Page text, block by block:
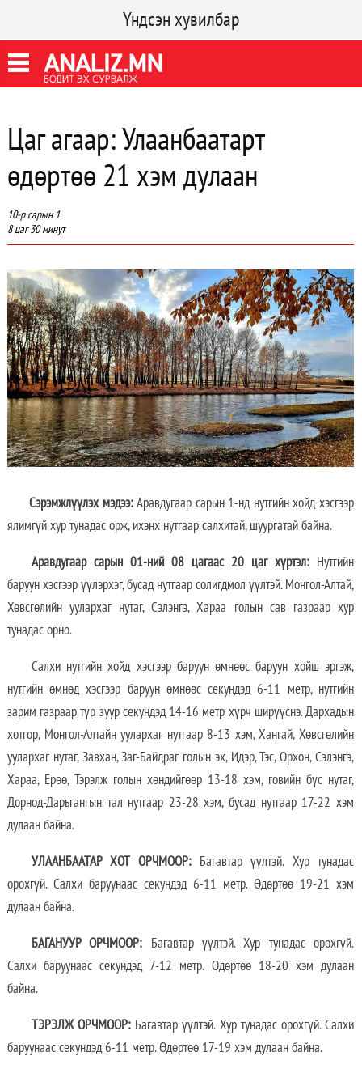
Үндсэн хувилбар
Цаг агаар: Улаанбаатарт
өдөртөө 21 хэм дулаан
10-р сарын 1
8 цаг 30 минут
Сэрэмжлүүлэх мэдээ:Аравдугаар сарын 1-нд нутгийн хойд хэсгээр
ялимгүй хур тунадас орж, ихэнх нутгаар салхитай, шуургатай байна.
Аравдугаар сарын 01-ний 08 цагаас 20 цаг хүртэл:Нутгийн
баруун хэсгээр үүлэрхэг, бусад нутгаар солигдмол үүлтэй. Монгол-Алтай,
Хөвсгөлийн уулархаг нутаг, Сэлэнгэ, Хараа голын сав газраар хур
тунадас орно.
Салхи нутгийн хойд хэсгээр баруун өмнөөс баруун хойш эргэж,
нутгийн өмнөд хэсгээр баруун өмнөөс секундэд 6-11 метр, нутгийн
зарим газраар түр зуур секундэд 14-16 метр хүрч ширүүснэ. Дархадын
хотгор, Монгол-Алтайн уулархаг нутгаар 8-13 хэм, Хангай, Хөвсгөлийн
уулархаг нутаг, Завхан, Заг-Байдраг голын эх, Идэр, Тэс, Орхон, Сэлэнгэ,
Хараа, Ерөө, Тэрэлж голын хөндийгөөр 13-18 хэм, говийн бүс нутаг,
Дорнод-Дарьгангын тал нутгаар 23-28 хэм, бусад нутгаар 17-22 хэм
дулаан байна.
УЛААНБААТАР ХОТ ОРЧМООР:Багавтар үүлтэй. Хур тунадас
орохгүй. Салхи баруунаас секундэд 6-11 метр. Өдөртөө 19-21 хэм
дулаан байна.
БАГАНУУР ОРЧМООР: Багавтар үүлтэй. Хур тунадас орохгүй.
Салхи баруунаас секундэд 7-12 метр. Өдөртөө 18-20 хэм дулаан
байна.
ТЭРЭЛЖ ОРЧМООР: Багавтар үүлтэй. Хур тунадас орохгүй. Салхи
баруунаас секундэд 6-11 метр. Өдөртөө 17-19 хэм дулаан байна.